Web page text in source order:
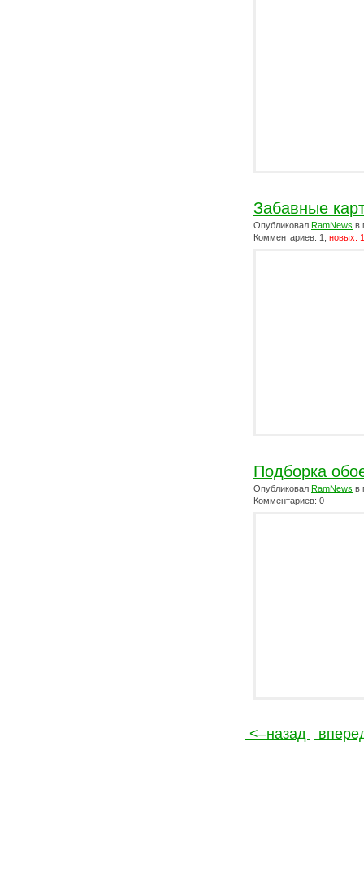
Забавные
Опубликовал RamNews в
Комментариев: 1, новых: 1
Подборка
Опубликовал RamNews в
Комментариев: 0
<–назад